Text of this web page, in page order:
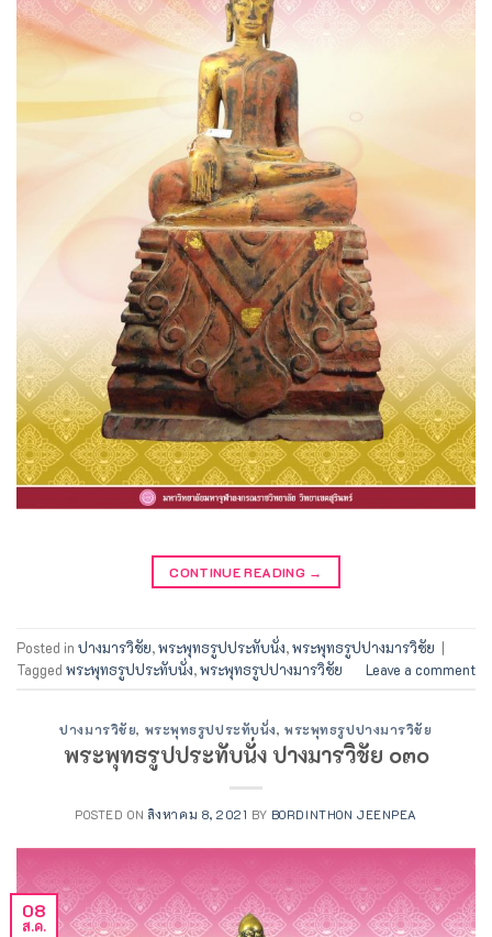
CONTINUE READING →
Posted in ปางมารวิชัย,พระพุทธรูปประทับนั่ง,พระพุทธรูปปางมารวิชัย |
Tagged พระพุทธรูปประทับนั่ง,พระพุทธรูปปางมารวิชัย Leave a comment
ปางมารวิชัย, พระพุทธรูปประทับนั่ง,พระพุทธรูปปางมารวิชัย
พระพุทธรูปประทับนั่ง ปางมารวิชัย ๐๓๐
POSTED ON สิงหาคม 8, 2021 BY BORDINTHON JEENPEA
08
ส.ค.